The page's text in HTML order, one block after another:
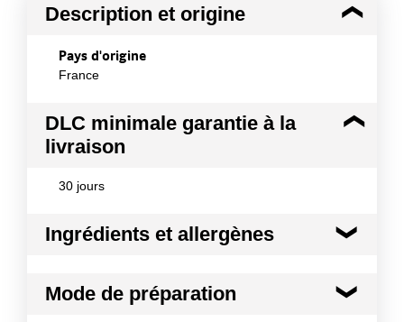
Description et origine
Pays d'origine
France
DLC minimale garantie à la
livraison
30 jours
Ingrédients et allergènes
Céleris raves (100%) Fabriqué dans un atelier
Mode de préparation